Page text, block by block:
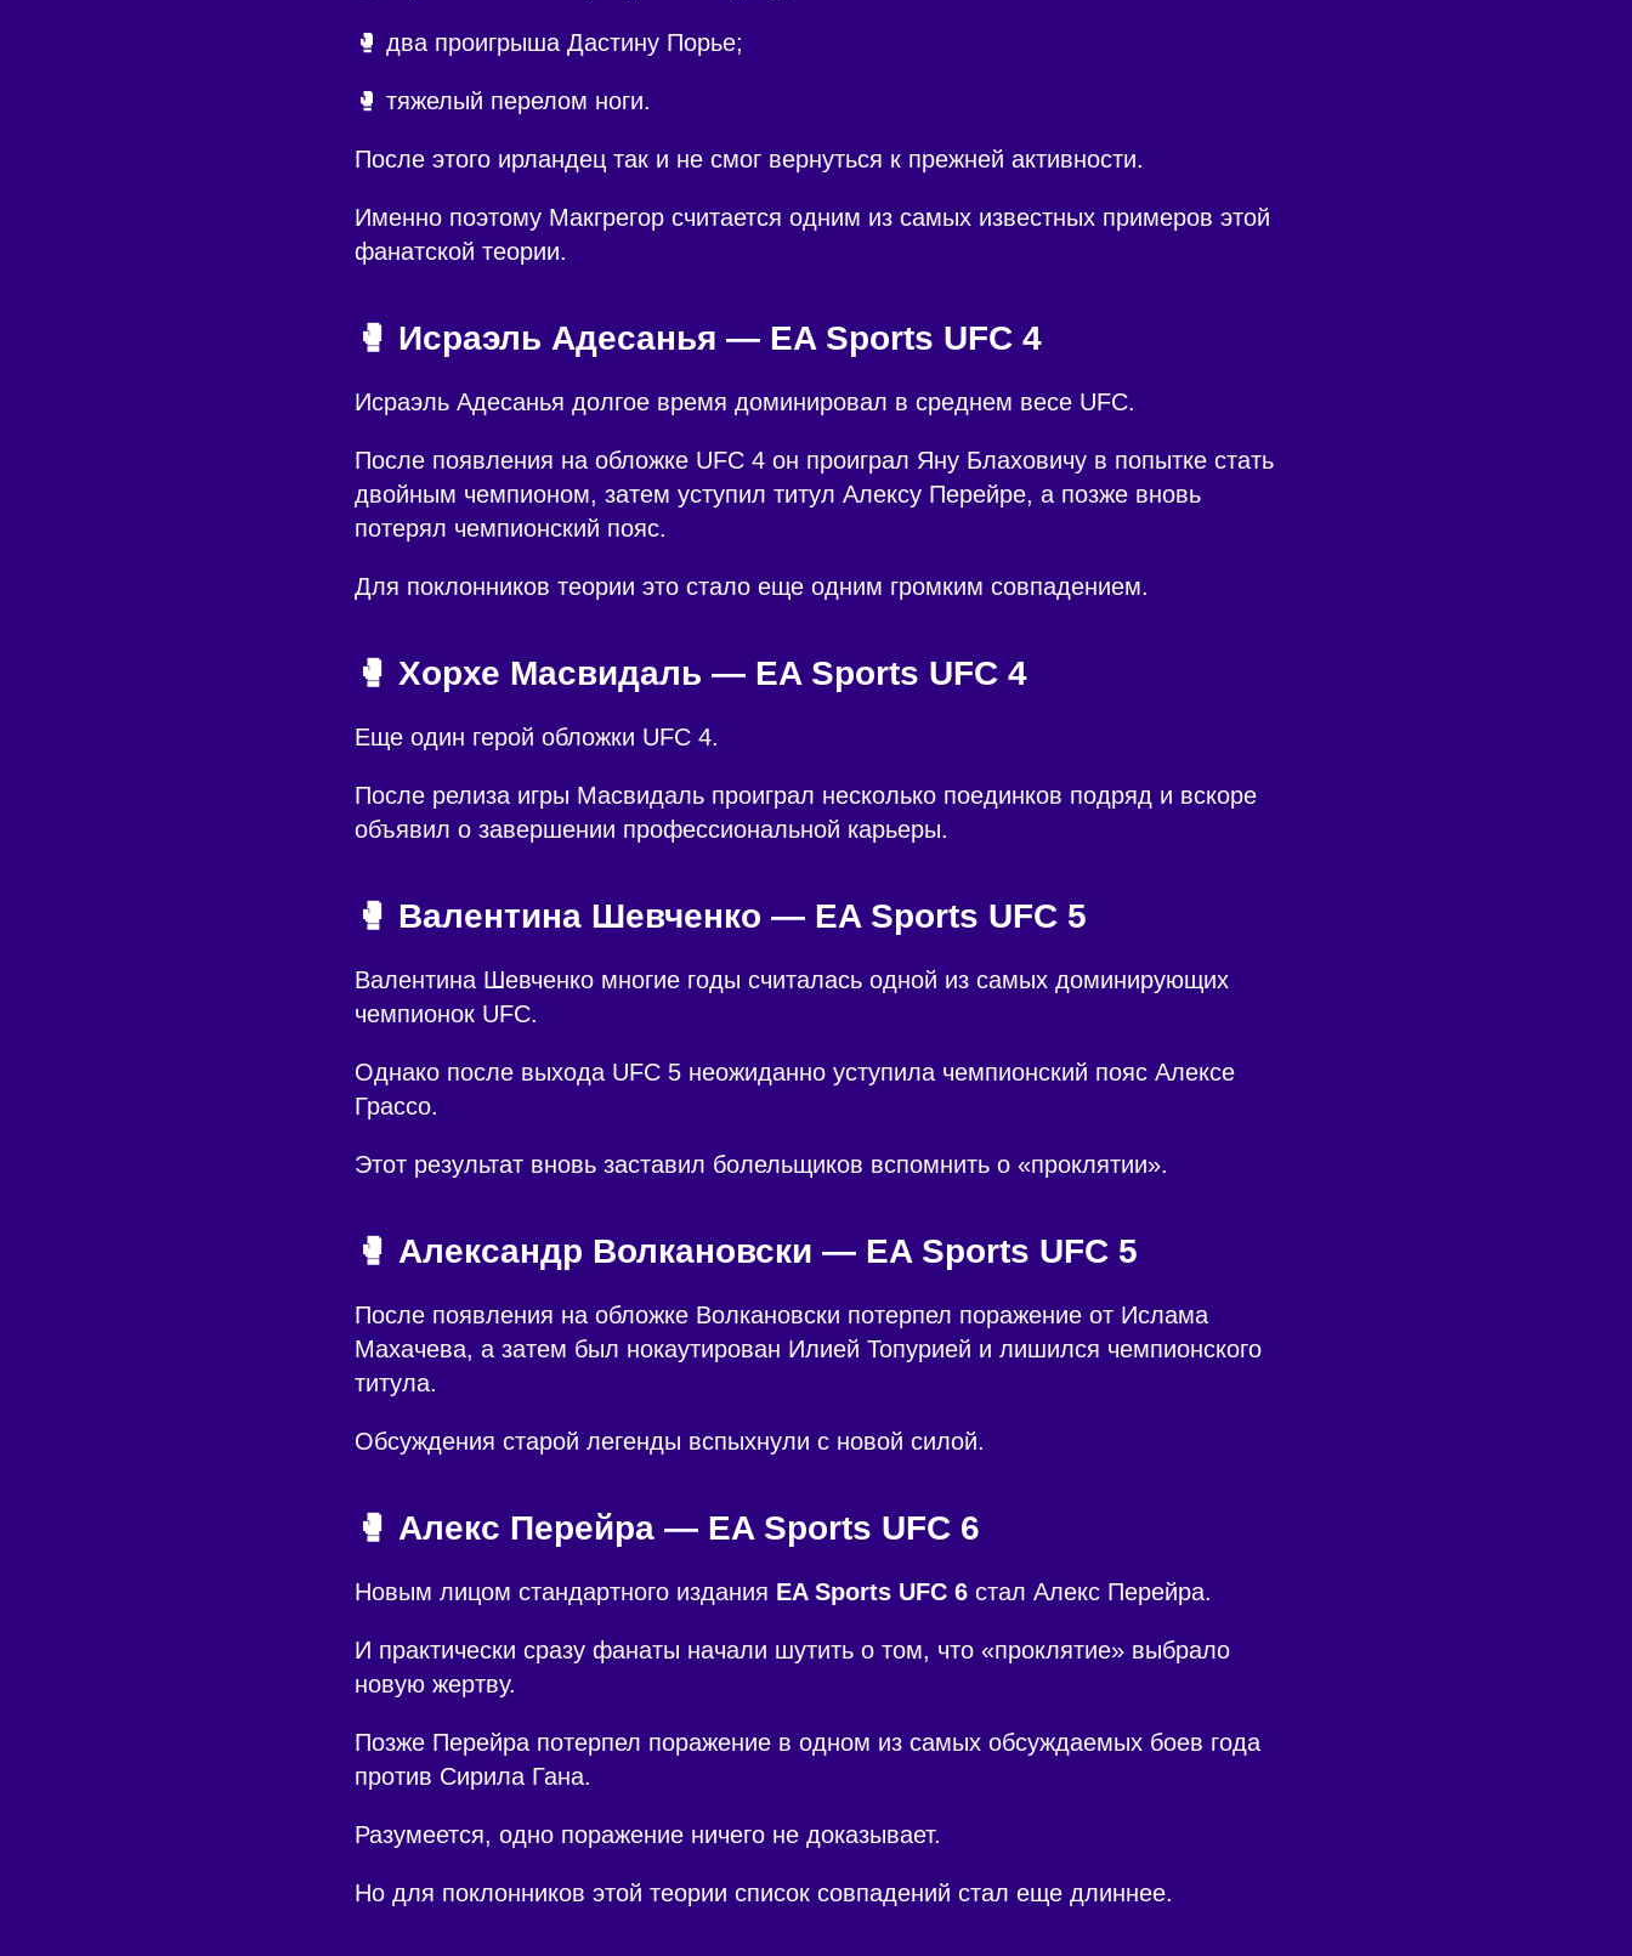
🥊 два проигрыша Дастину Порье;
🥊 тяжелый перелом ноги.
После этого ирландец так и не смог вернуться к прежней активности.
Именно поэтому Макгрегор считается одним из самых известных примеров этой
фанатской теории.
🥊 Исраэль Адесанья — EA Sports UFC 4
Исраэль Адесанья долгое время доминировал в среднем весе UFC.
После появления на обложке UFC 4 он проиграл Яну Блаховичу в попытке стать
двойным чемпионом, затем уступил титул Алексу Перейре, а позже вновь
потерял чемпионский пояс.
Для поклонников теории это стало еще одним громким совпадением.
🥊 Хорхе Масвидаль — EA Sports UFC 4
Еще один герой обложки UFC 4.
После релиза игры Масвидаль проиграл несколько поединков подряд и вскоре
объявил о завершении профессиональной карьеры.
🥊 Валентина Шевченко — EA Sports UFC 5
Валентина Шевченко многие годы считалась одной из самых доминирующих
чемпионок UFC.
Однако после выхода UFC 5 неожиданно уступила чемпионский пояс Алексе
Грассо.
Этот результат вновь заставил болельщиков вспомнить о «проклятии».
🥊 Александр Волкановски — EA Sports UFC 5
После появления на обложке Волкановски потерпел поражение от Ислама
Махачева, а затем был нокаутирован Илией Топурией и лишился чемпионского
титула.
Обсуждения старой легенды вспыхнули с новой силой.
🥊 Алекс Перейра — EA Sports UFC 6
Новым лицом стандартного издания EA Sports UFC 6 стал Алекс Перейра.
И практически сразу фанаты начали шутить о том, что «проклятие» выбрало
новую жертву.
Позже Перейра потерпел поражение в одном из самых обсуждаемых боев года
против Сирила Гана.
Разумеется, одно поражение ничего не доказывает.
Но для поклонников этой теории список совпадений стал еще длиннее.